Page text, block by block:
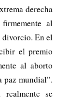
derecha
al
divorcio. En el
el premio
al aborto
paz mundial”.
se